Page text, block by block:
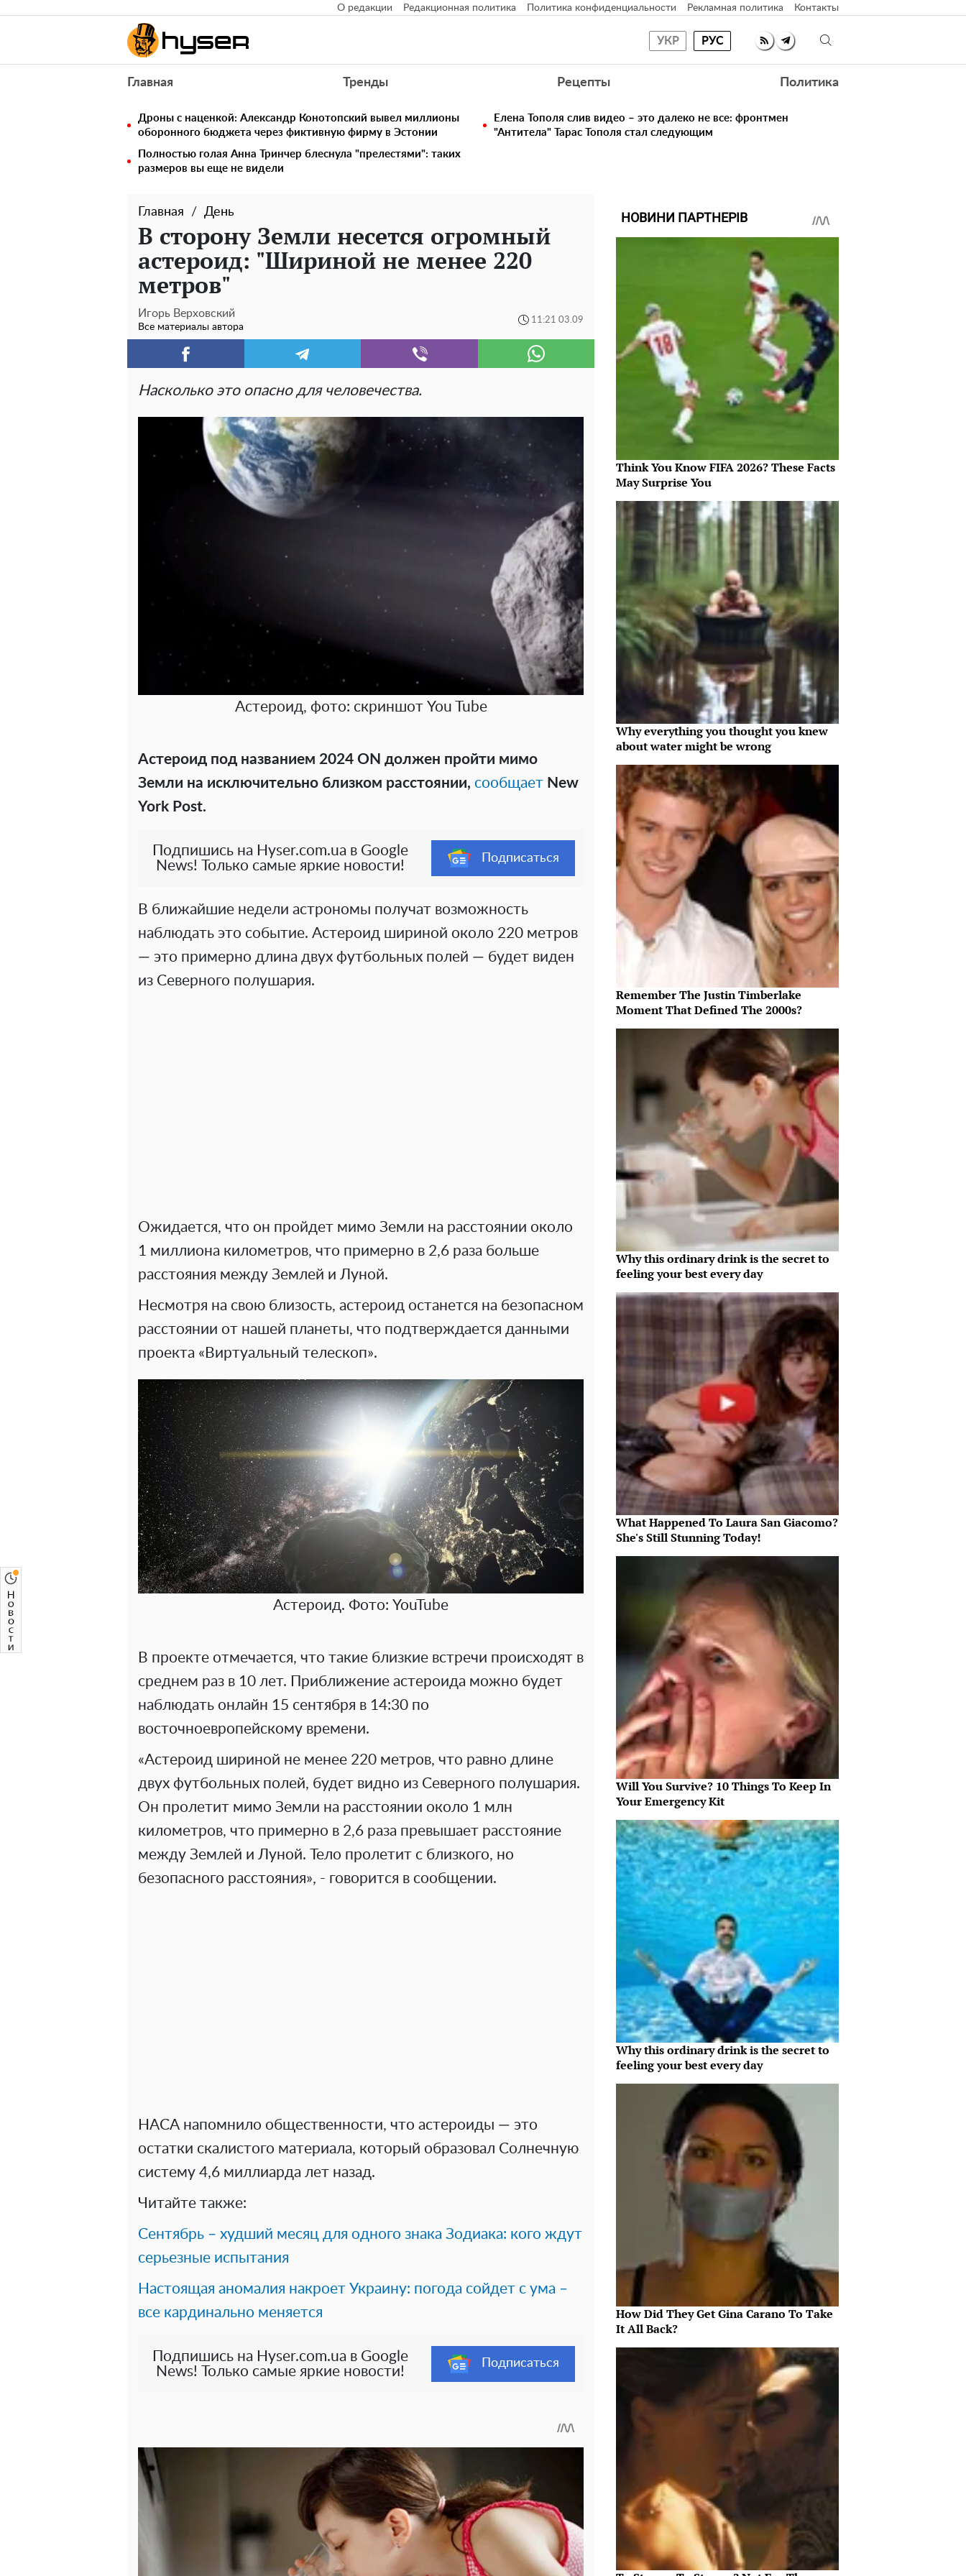
О редакции Редакционная политика Политика конфиденциальности Рекламная политика Контакты
УКР РУС
Главная Тренды Рецепты Политика
Дроны с наценкой: Александр Конотопский вывел миллионы
оборонного бюджета через фиктивную фирму в Эстонии
Елена Тополя слив видео – это далеко не все: фронтмен
"Антитела" Тарас Тополя стал следующим
Полностью голая Анна Тринчер блеснула "прелестями": таких
размеров вы еще не видели
Главная День
В сторону Земли несется огромный
астероид: "Шириной не менее 220
метров"
Игорь Верховский
Все материалы автора
11:21 03.09
Насколько это опасно для человечества.
Астероид, фото: скриншот You Tube
Астероид под названием 2024 ON должен пройти мимо
Земли на исключительно близком расстоянии, сообщает New
York Post.
Подпишись на Hyser.com.ua в Google
News! Только самые яркие новости!
Подписаться
В ближайшие недели астрономы получат возможность
наблюдать это событие. Астероид шириной около 220 метров
— это примерно длина двух футбольных полей — будет виден
из Северного полушария.
Ожидается, что он пройдет мимо Земли на расстоянии около
1 миллиона километров, что примерно в 2,6 раза больше
расстояния между Землей и Луной.
Несмотря на свою близость, астероид останется на безопасном
расстоянии от нашей планеты, что подтверждается данными
проекта «Виртуальный телескоп».
Астероид. Фото: YouTube
В проекте отмечается, что такие близкие встречи происходят в
среднем раз в 10 лет. Приближение астероида можно будет
наблюдать онлайн 15 сентября в 14:30 по
восточноевропейскому времени.
«Астероид шириной не менее 220 метров, что равно длине
двух футбольных полей, будет видно из Северного полушария.
Он пролетит мимо Земли на расстоянии около 1 млн
километров, что примерно в 2,6 раза превышает расстояние
между Землей и Луной. Тело пролетит с близкого, но
безопасного расстояния», - говорится в сообщении.
НАСА напомнило общественности, что астероиды — это
остатки скалистого материала, который образовал Солнечную
систему 4,6 миллиарда лет назад.
Читайте также:
Сентябрь – худший месяц для одного знака Зодиака: кого ждут
серьезные испытания
Настоящая аномалия накроет Украину: погода сойдет с ума –
все кардинально меняется
Подпишись на Hyser.com.ua в Google
News! Только самые яркие новости!
Подписаться
НОВИНИ ПАРТНЕРІВ
Think You Know FIFA 2026? These Facts
May Surprise You
Why everything you thought you knew
about water might be wrong
Remember The Justin Timberlake
Moment That Defined The 2000s?
Why this ordinary drink is the secret to
feeling your best every day
What Happened To Laura San Giacomo?
She's Still Stunning Today!
Will You Survive? 10 Things To Keep In
Your Emergency Kit
Why this ordinary drink is the secret to
feeling your best every day
How Did They Get Gina Carano To Take
It All Back?